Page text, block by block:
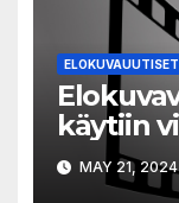
ELOKUVAUUTISET
käytiin
Suomen
MAY 21,